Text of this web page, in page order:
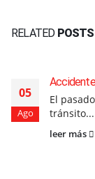
RELATED POSTS
05
Ago
El
tránsito...
leer más